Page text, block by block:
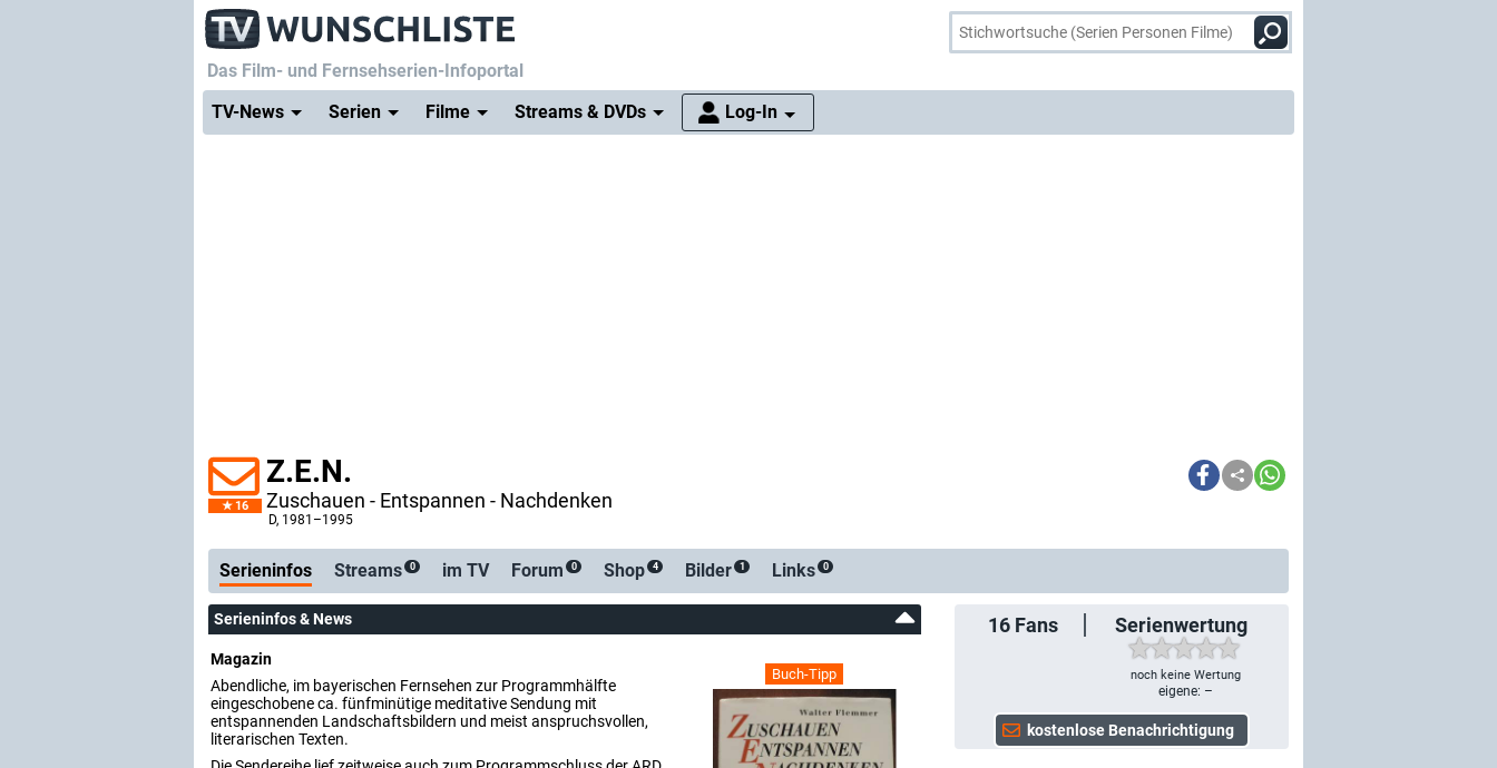
Das Film- und Fernsehserien-Infoportal
TV-News
Serien Filme Streams & DVDs Log-In
16
Z.E.N.
Zuschauen - Entspannen - Nachdenken
D, 1981–1995
Serienticker
Serieninfos Streams 0 im TV Forum 0 Shop 4 Bilder 1 Links 0
16 Fans Serienwertung
noch keine Wertung
eigene: –
Serieninfos & News
Buch-Tipp
Magazin
Abendliche, im bayerischen Fernsehen zur Programmhälfte
eingeschobene ca. fünfminütige meditative Sendung mit
entspannenden Landschaftsbildern und meist anspruchsvollen,
literarischen Texten.